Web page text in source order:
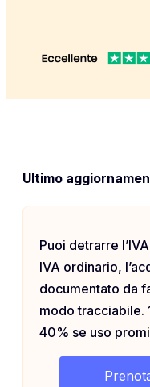
Ultimo
Puoi detrarre
IVA ordinario,
documentato da
modo tracciabile.
40% se uso